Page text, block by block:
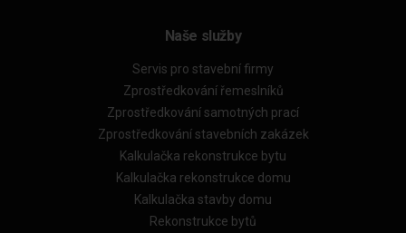
Naše služby
Servis pro stavební firmy
Zprostředkování řemeslníků
Zprostředkování samotných prací
Zprostředkování stavebních zakázek
Kalkulačka rekonstrukce bytu
Kalkulačka rekonstrukce domu
Kalkulačka stavby domu
Rekonstrukce bytů